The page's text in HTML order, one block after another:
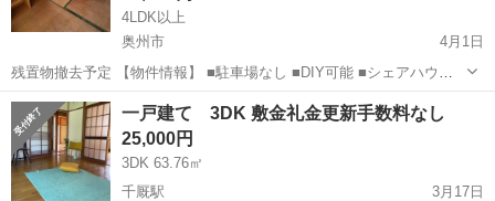
4LDK以上
奥州市
4月1日
残置物撤去予定 【物件情報】 ■駐車場なし ■DIY可能 ■シェアハウス
可能 ■転貸可能 ■ペット可能 ■事務所使用可能 ■保証会社あり 質問な
ど問い合わせ含め詳しい情報や写真など欲しい場合 🍀LIN...
岩手 奥州市 一戸建て DIY
一戸建て 3DK 敷金礼金更新手数料なし
25,000円
3DK 63.76㎡
千厩駅
3月17日